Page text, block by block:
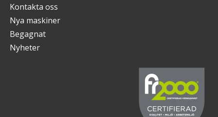
Kontakta oss
Nya maskiner
Begagnat
Nyheter